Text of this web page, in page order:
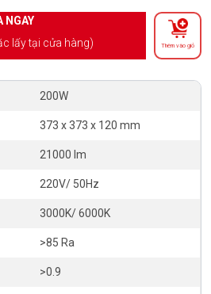
NGAY
lấy tại cửa hàng)
Thêm vào giỏ
200W
373 x 373 x 120 mm
21000 lm
220V/ 50Hz
3000K/ 6000K
>85 Ra
>0.9